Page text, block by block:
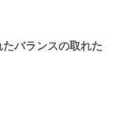
バランスの取れた